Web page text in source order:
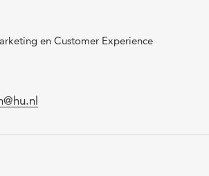
en Customer Experience